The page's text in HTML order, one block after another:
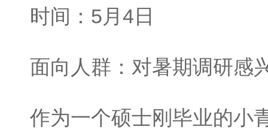
时间：5月4日
面向人群：对暑期调研感
作为一个硕士刚毕业的小